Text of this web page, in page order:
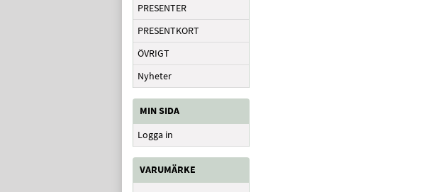
PRESENTER
PRESENTKORT
ÖVRIGT
Nyheter
MIN SIDA
Logga in
VARUMÄRKE